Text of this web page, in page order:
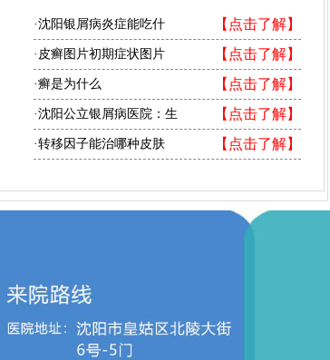
【点击了解】
·沈阳银屑病炎症能吃什
【点击了解】
·皮癣图片初期症状图片
【点击了解】
·癣是为什么
【点击了解】
·沈阳公立银屑病医院：生
【点击了解】
·转移因子能治哪种皮肤